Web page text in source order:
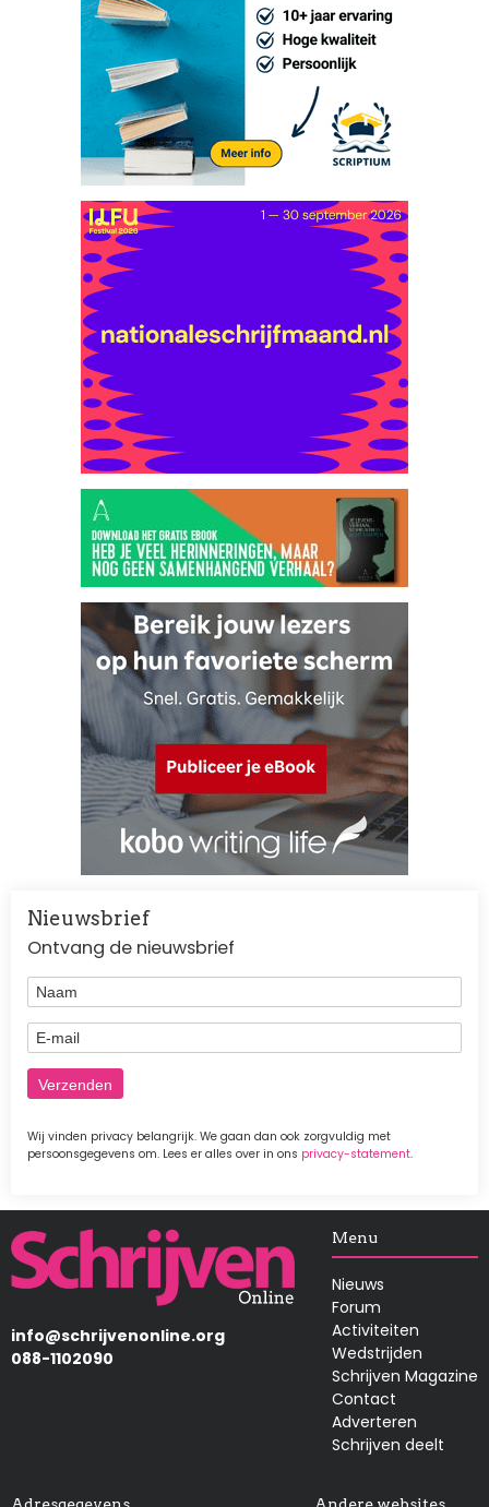
Nieuwsbrief
Ontvang de nieuwsbrief
Naam
E-mail
Wij vinden privacy belangrijk. We gaan dan ook zorgvuldig met
persoonsgegevens om. Lees er alles over in ons privacy-statement.
Afbeelding
info@schrijvenonline.org
088-1102090
Menu
Nieuws
Forum
Activiteiten
Wedstrijden
Schrijven Magazine
Contact
Adverteren
Schrijven deelt
Adresgegevens Andere websites